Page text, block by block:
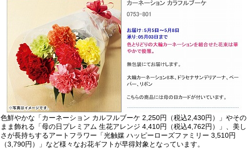
色鮮やかな「カーネーション カルフルブーケ 2,250円（税込2,430円）」やその
まま飾れる「母の日プレミアム 生花アレンジ 4,410円（税込4,762円）」、美し
さが長持ちするアートフラワー「光触媒 ハッピーローズファミリー 3,510円
（3,790円）」など様々なお花ギフトが早得対象となっています。